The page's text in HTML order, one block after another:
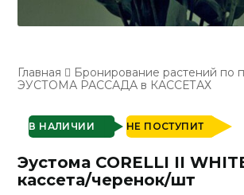
Главная
Бронирование растений по
ЭУСТОМА РАССАДА в КАССЕТАХ
В НАЛИЧИИ НЕ ПОСТУПИТ
Эустома CORELLI II
кассета/черенок/шт